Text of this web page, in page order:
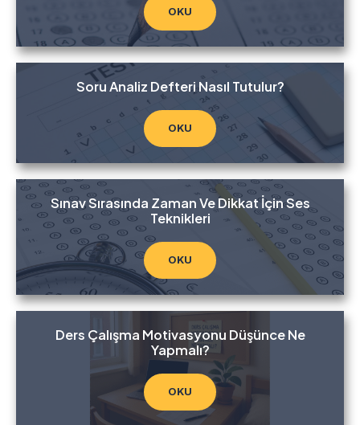
OKU
Soru Analiz Defteri Nasıl Tutulur?
OKU
Sınav Sırasında Zaman Ve Dikkat İçin Ses
Teknikleri
OKU
Ders Çalışma Motivasyonu Düşünce Ne
Yapmalı?
OKU